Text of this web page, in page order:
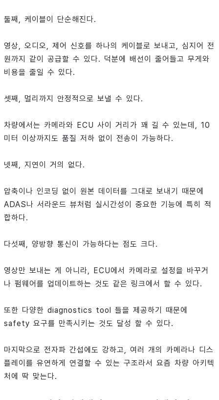
둘째, 케이블이 단순해진다.
영상, 오디오, 제어 신호를 하나의 케이블로 보내고, 심지어 전
원까지 같이 공급할 수 있다. 덕분에 배선이 줄어들고 무게와
비용을 줄일 수 있다.
셋째, 멀리까지 안정적으로 보낼 수 있다.
차량에서는 카메라와 ECU 사이 거리가 꽤 길 수 있는데, 10
미터 이상까지도 품질 저하 없이 전송이 가능하다.
넷째, 지연이 거의 없다.
압축이나 인코딩 없이 원본 데이터를 그대로 보내기 때문에
ADAS나 서라운드 뷰처럼 실시간성이 중요한 기능에 특히 적
합하다.
다섯째, 양방향 통신이 가능하다는 점도 크다.
영상만 보내는 게 아니라, ECU에서 카메라로 설정을 바꾸거
나 펌웨어를 업데이트하는 것도 같은 링크에서 할 수 있다.
또한 다양한 diagnostics tool 들을 제공하기 때문에
safety 요구를 만족시키는 것도 달성 할 수 있다.
마지막으로 전자파 간섭에도 강하고, 여러 개의 카메라나 디스
플레이를 유연하게 연결할 수 있는 구조라서 요즘 차량 아키텍
처에 딱 맞는다.